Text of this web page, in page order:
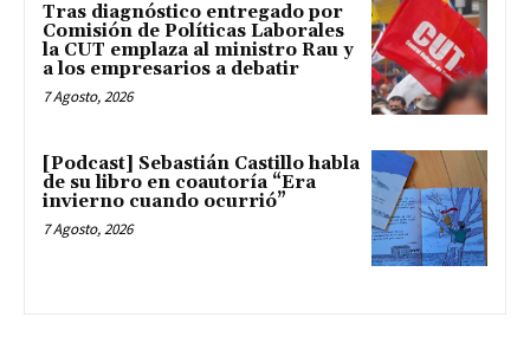
Tras diagnóstico entregado por
Comisión de Políticas Laborales
la CUT emplaza al ministro Rau y
a los empresarios a debatir
7 Agosto, 2026
[Podcast] Sebastián Castillo habla
de su libro en coautoría “Era
invierno cuando ocurrió”
7 Agosto, 2026